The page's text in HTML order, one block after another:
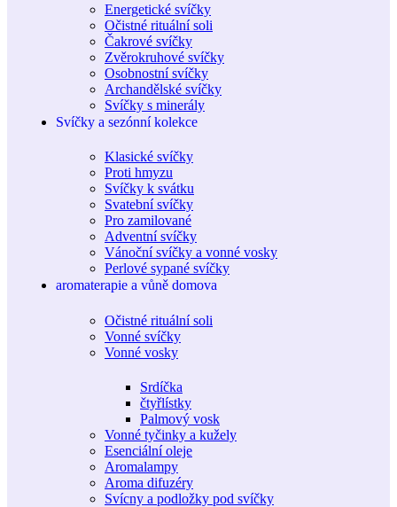
Energetické svíčky
Očistné rituální soli
Čakrové svíčky
Zvěrokruhové svíčky
Osobnostní svíčky
Archandělské svíčky
Svíčky s minerály
Svíčky a sezónní kolekce
Klasické svíčky
Proti hmyzu
Svíčky k svátku
Svatební svíčky
Pro zamilované
Adventní svíčky
Vánoční svíčky a vonné vosky
Perlové sypané svíčky
aromaterapie a vůně domova
Očistné rituální soli
Vonné svíčky
Vonné vosky
Srdíčka
čtyřlístky
Palmový vosk
Vonné tyčinky a kužely
Esenciální oleje
Aromalampy
Aroma difuzéry
Svícny a podložky pod svíčky